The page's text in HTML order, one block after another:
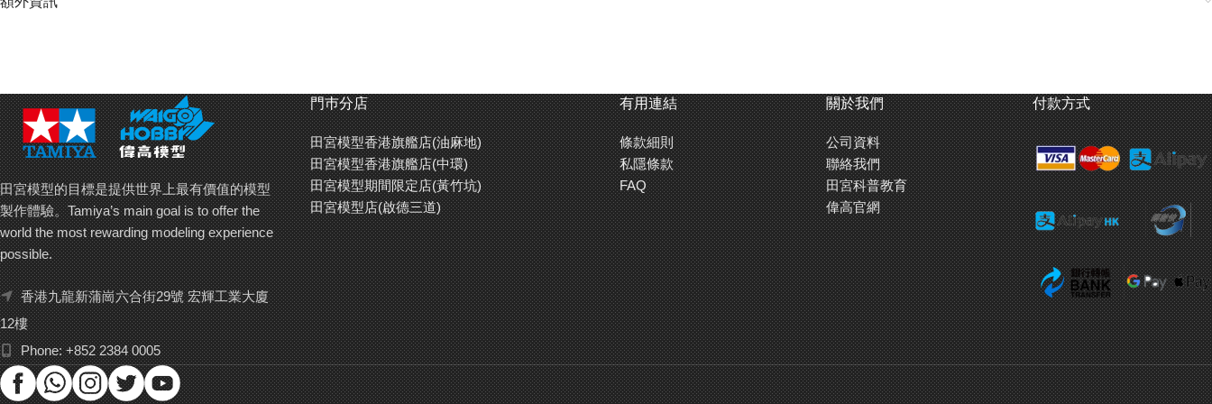
田宮模型的目標是提供世界上最有價值的模型
製作體驗。Tamiya’s main goal is to offer the
world the most rewarding modeling experience
possible.
香港九龍新蒲崗六合街29號 宏輝工業大廈
12樓
Phone: +852 2384 0005
門巿分店
田宮模型香港旗艦店(油麻地)
田宮模型香港旗艦店(中環)
田宮模型期間限定店(黃竹坑)
田宮模型店(啟德三道)
有用連結
條款細則
私隱條款
FAQ
關於我們
公司資料
聯絡我們
田宮科普教育
偉高官網
付款方式